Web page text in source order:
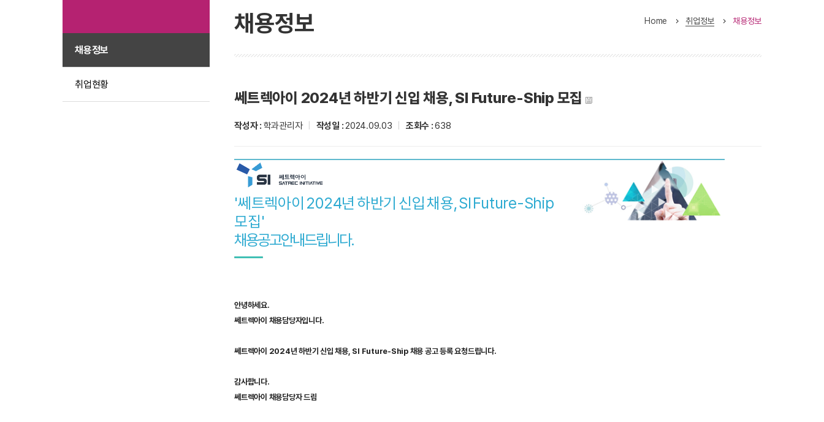
채용정보
취업현황
채용정보 Home 취업정보 채용정보
쎄트렉아이 2024년 하반기 신입 채용, SI Future-Ship 모집
작성자 : 학과관리자 작성일 :2024.09.03 조회수 :638
'쎄트렉아이 2024년 하반기 신입 채용, SI Future-Ship
모집'
채용공고 안내드립니다.
안녕하세요.
쎄트렉아이 채용담당자입니다.
쎄트렉아이 2024년 하반기 신입 채용, SI Future-Ship 채용 공고 등록 요청드립니다.
감사합니다.
쎄트렉아이 채용담당자 드림